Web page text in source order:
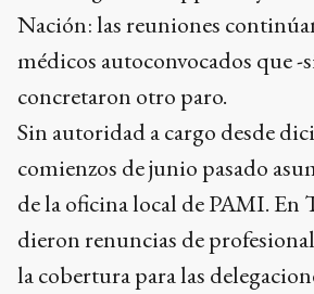
Nación: las reuniones
médicos autoconvocados que -
concretaron otro paro.
Sin autoridad a cargo desde
comienzos de junio pasado
de la oficina local de PAMI.
dieron renuncias de
la cobertura para las